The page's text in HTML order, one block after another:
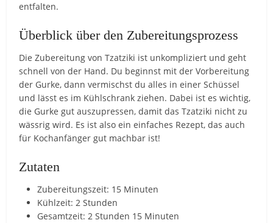
entfalten.
Überblick über den Zubereitungsprozess
Die Zubereitung von Tzatziki ist unkompliziert und geht
schnell von der Hand. Du beginnst mit der Vorbereitung
der Gurke, dann vermischst du alles in einer Schüssel
und lässt es im Kühlschrank ziehen. Dabei ist es wichtig,
die Gurke gut auszupressen, damit das Tzatziki nicht zu
wässrig wird. Es ist also ein einfaches Rezept, das auch
für Kochanfänger gut machbar ist!
Zutaten
Zubereitungszeit: 15 Minuten
Kühlzeit: 2 Stunden
Gesamtzeit: 2 Stunden 15 Minuten